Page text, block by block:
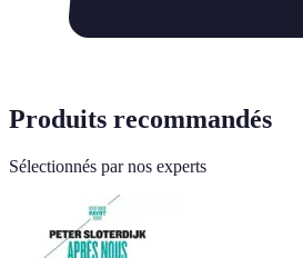
Produits recommandés
Sélectionnés par nos experts